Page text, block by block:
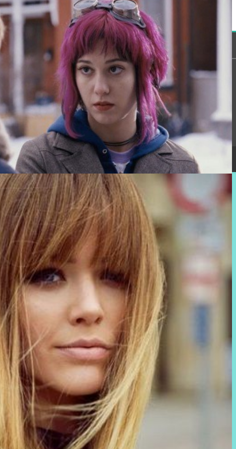
могут только зарегистрированные пользователи.
[Регистрация |Вход]
Сообщество
Онлайн всего:
Гостей:4
Пользователей:
0
Помощь
Copyright Devichnik.su © 2007-2026 .Хостинг отuCoz